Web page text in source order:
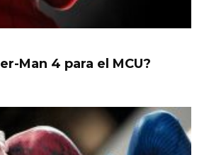
Man 4 para el MCU?